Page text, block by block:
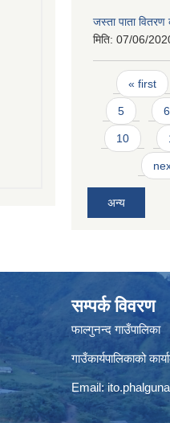
जस्ता पाता वितरण
मिति: 07/06/
Pages
« first
5 6
10
अन्य
सम्पर्क विवरण
फाल्गुनन्द गाउँपालिका
गाउँकार्यपालिकाको
Email: